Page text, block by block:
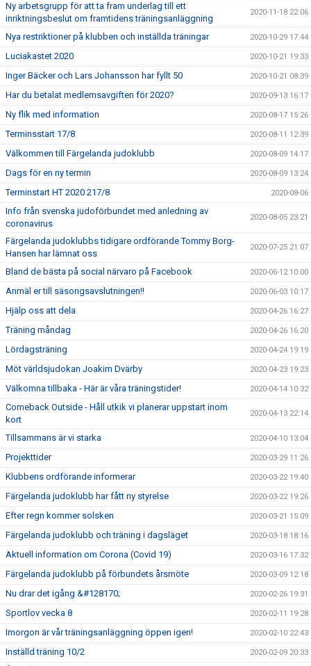
Ny arbetsgrupp för att ta fram underlag till ett
inriktningsbeslut om framtidens träningsanläggning
2020-11-18 22:06
Nya restriktioner på klubben och inställda träningar 2020-10-29 17:44
Luciakastet 2020 2020-10-21 19:33
Inger Bäcker och Lars Johansson har fyllt 50 2020-10-21 08:39
Har du betalat medlemsavgiften för 2020? 2020-09-13 16:17
Ny flik med information 2020-08-17 15:26
Terminsstart 17/8 2020-08-11 12:39
Välkommen till Färgelanda judoklubb 2020-08-09 14:17
Dags för en ny termin 2020-08-09 13:24
Terminstart HT 2020 217/8 2020-08-06
Info från svenska judoförbundet med anledning av
coronavirus
2020-08-05 23:21
Färgelanda judoklubbs tidigare ordförande Tommy Borg-
Hansen har lämnat oss
2020-07-25 21:07
Bland de bästa på social närvaro på Facebook 2020-06-12 10:00
Anmäl er till säsongsavslutningen!! 2020-06-03 10:17
Hjälp oss att dela 2020-04-26 16:27
Träning måndag 2020-04-26 16:20
Lördagsträning 2020-04-24 19:19
Möt världsjudokan Joakim Dvärby 2020-04-23 19:23
Välkomna tillbaka - Här är våra träningstider! 2020-04-14 10:32
Comeback Outside - Håll utkik vi planerar uppstart inom
kort
2020-04-13 22:14
Tillsammans är vi starka 2020-04-10 13:04
Projekttider 2020-03-29 11:26
Klubbens ordförande informerar 2020-03-22 19:40
Färgelanda judoklubb har fått ny styrelse 2020-03-22 19:26
Efter regn kommer solsken 2020-03-21 15:09
Färgelanda judoklubb och träning i dagsläget 2020-03-18 18:16
Aktuell information om Corona (Covid 19) 2020-03-16 17:32
Färgelanda judoklubb på förbundets årsmöte 2020-03-09 12:18
Nu drar det igång &#128170; 2020-02-26 19:31
Sportlov vecka 8 2020-02-11 19:28
Imorgon är vår träningsanläggning öppen igen! 2020-02-10 22:43
Inställd träning 10/2 2020-02-09 20:33